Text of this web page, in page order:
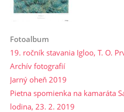
Fotoalbum
19. ročník stavania Igloo, T. O.
Archív fotografií
Jarný oheň 2019
Pietna spomienka na kamaráta
lodina, 23. 2. 2019